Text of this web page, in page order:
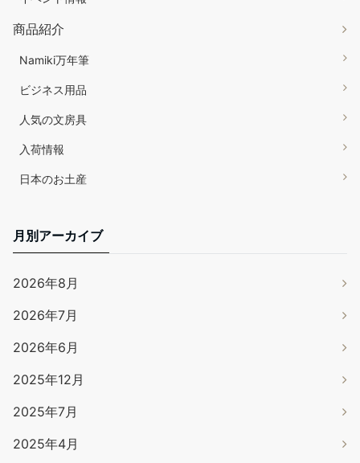
商品紹介
Namiki万年筆
ビジネス用品
人気の文房具
入荷情報
日本のお土産
月別アーカイブ
2026年8月
2026年7月
2026年6月
2025年12月
2025年7月
2025年4月